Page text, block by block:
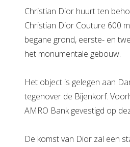
Christian Dior huurt ten
Christian Dior Couture 600
begane grond, eerste- en
het monumentale gebouw.
Het object is gelegen aan
tegenover de Bijenkorf.
AMRO Bank gevestigd op
De komst van Dior zal een